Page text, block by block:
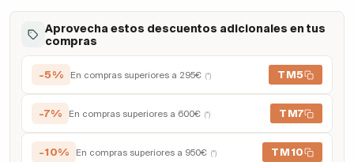
Aprovecha estos descuentos adicionales en tus
compras
-5% En compras superiores a 295€ (*) TM5
-7% En compras superiores a 600€ (*) TM7
-10% En compras superiores a 950€ (*) TM10